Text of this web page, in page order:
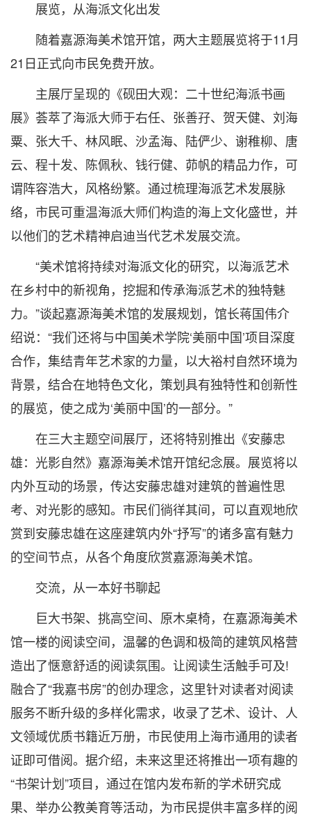
展览，从海派文化出发
随着嘉源海美术馆开馆，两大主题展览将于11月
21日正式向市民免费开放。
主展厅呈现的《砚田大观：二十世纪海派书画
展》荟萃了海派大师于右任、张善孖、贺天健、刘海
粟、张大千、林风眠、沙孟海、陆俨少、谢稚柳、唐
云、程十发、陈佩秋、钱行健、茆帆的精品力作，可
谓阵容浩大，风格纷繁。通过梳理海派艺术发展脉
络，市民可重温海派大师们构造的海上文化盛世，并
以他们的艺术精神启迪当代艺术发展交流。
“美术馆将持续对海派文化的研究，以海派艺术
在乡村中的新视角，挖掘和传承海派艺术的独特魅
力。”谈起嘉源海美术馆的发展规划，馆长蒋国伟介
绍说：“我们还将与中国美术学院‘美丽中国’项目深度
合作，集结青年艺术家的力量，以大裕村自然环境为
背景，结合在地特色文化，策划具有独特性和创新性
的展览，使之成为‘美丽中国’的一部分。”
在三大主题空间展厅，还将特别推出《安藤忠
雄：光影自然》嘉源海美术馆开馆纪念展。展览将以
内外互动的场景，传达安藤忠雄对建筑的普遍性思
考、对光影的感知。市民们徜徉其间，可以直观地欣
赏到安藤忠雄在这座建筑内外“抒写”的诸多富有魅力
的空间节点，从各个角度欣赏嘉源海美术馆。
交流，从一本好书聊起
巨大书架、挑高空间、原木桌椅，在嘉源海美术
馆一楼的阅读空间，温馨的色调和极简的建筑风格营
造出了惬意舒适的阅读氛围。让阅读生活触手可及!
融合了“我嘉书房”的创办理念，这里针对读者对阅读
服务不断升级的多样化需求，收录了艺术、设计、人
文领域优质书籍近万册，市民使用上海市通用的读者
证即可借阅。据介绍，未来这里还将推出一项有趣的
“书架计划”项目，通过在馆内发布新的学术研究成
果、举办公教美育等活动，为市民提供丰富多样的阅